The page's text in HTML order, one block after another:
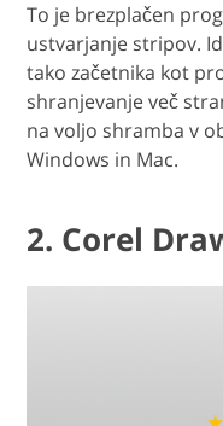
To je brezplačen
ustvarjanje stripov.
tako začetnika kot
shranjevanje več
na voljo shramba v
Windows in Mac.
2. Corel